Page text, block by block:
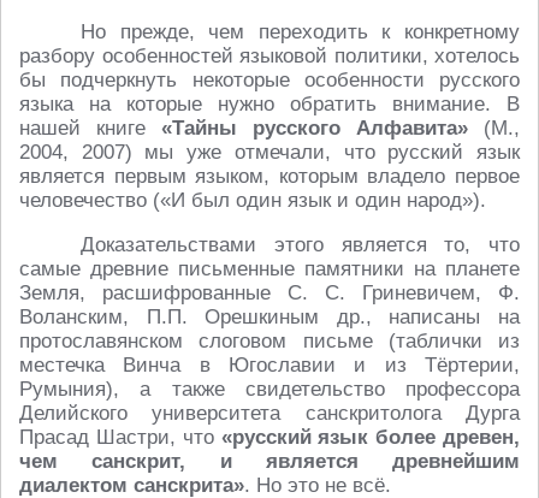
Но прежде, чем переходить к конкретному
разбору особенностей языковой политики, хотелось
бы подчеркнуть некоторые особенности русского
языка на которые нужно обратить внимание. В
нашей книге «Тайны русского Алфавита» (М.,
2004, 2007) мы уже отмечали, что русский язык
является первым языком, которым владело первое
человечество («И был один язык и один народ»).
Доказательствами этого является то, что
самые древние письменные памятники на планете
Земля, расшифрованные С. С. Гриневичем, Ф.
Воланским, П.П. Орешкиным др., написаны на
протославянском слоговом письме (таблички из
местечка Винча в Югославии и из Тёртерии,
Румыния), а также свидетельство профессора
Делийского университета санскритолога Дурга
Прасад Шастри, что «русский язык более древен,
чем санскрит, и является древнейшим
диалектом санскрита». Но это не всё.